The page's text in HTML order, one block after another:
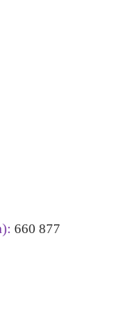
660 877